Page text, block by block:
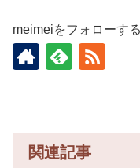
meimeiをフォローする
関連記事